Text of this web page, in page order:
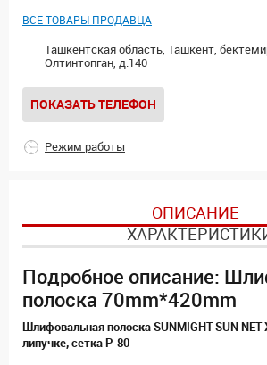
ВСЕ ТОВАРЫ ПРОДАВЦА
Ташкентская область, Ташкент,
Олтинтопган, д.140
ПОКАЗАТЬ ТЕЛЕФОН
Режим работы
ОПИСАНИЕ
Подробное описание:
полоска 70mm*420mm
Шлифовальная полоска SUNMIGHT SUN
липучке, сетка P-80